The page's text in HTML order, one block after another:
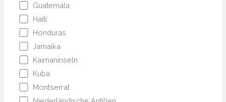
Guatemala
Haiti
Honduras
Jamaika
Kaimaninseln
Kuba
Montserrat